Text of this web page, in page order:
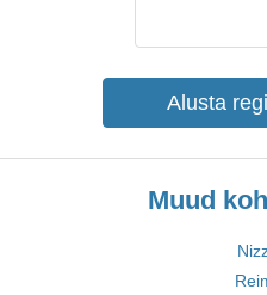
Alusta
Muud